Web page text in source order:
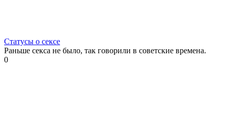
Статусы о сексе
Раньше секса не было, так говорили в советские времена.
0